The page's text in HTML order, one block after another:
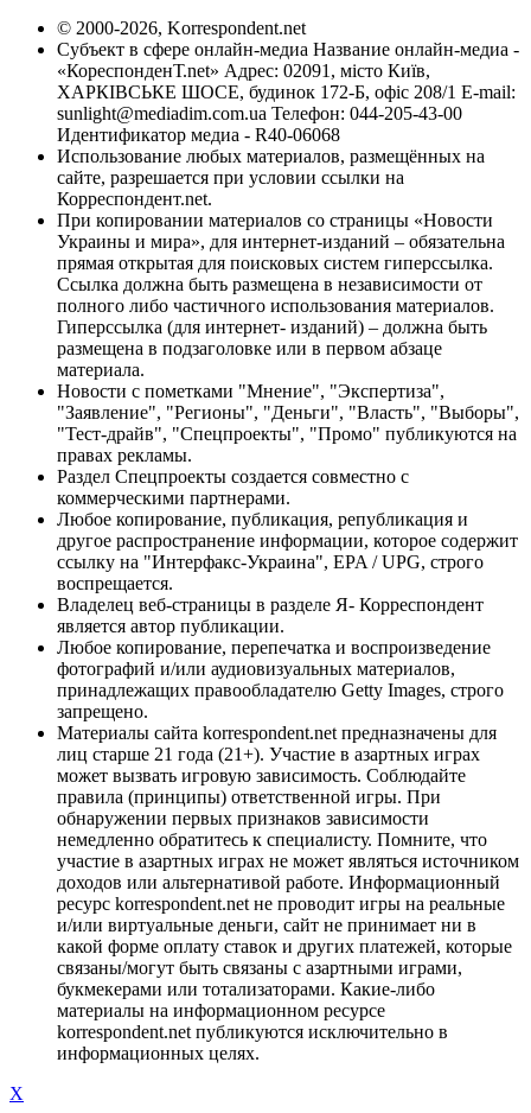
© 2000-2026, Korrespondent.net
Субъект в сфере онлайн-медиа Название онлайн-медиа -
«КореспонденТ.net» Адрес: 02091, місто Київ,
ХАРКІВСЬКЕ ШОСЕ, будинок 172-Б, офіс 208/1 E-mail:
sunlight@mediadim.com.ua Телефон: 044-205-43-00
Идентификатор медиа - R40-06068
Использование любых материалов, размещённых на
сайте, разрешается при условии ссылки на
Корреспондент.net.
При копировании материалов со страницы «Новости
Украины и мира», для интернет-изданий – обязательна
прямая открытая для поисковых систем гиперссылка.
Ссылка должна быть размещена в независимости от
полного либо частичного использования материалов.
Гиперссылка (для интернет- изданий) – должна быть
размещена в подзаголовке или в первом абзаце
материала.
Новости с пометками "Мнение", "Экспертиза",
"Заявление", "Регионы", "Деньги", "Власть", "Выборы",
"Тест-драйв", "Спецпроекты", "Промо" публикуются на
правах рекламы.
Раздел Спецпроекты создается совместно с
коммерческими партнерами.
Любое копирование, публикация, републикация и
другое распространение информации, которое содержит
ссылку на "Интерфакс-Украина", EPA / UPG, строго
воспрещается.
Владелец веб-страницы в разделе Я- Корреспондент
является автор публикации.
Любое копирование, перепечатка и воспроизведение
фотографий и/или аудиовизуальных материалов,
принадлежащих правообладателю Getty Images, строго
запрещено.
Материалы сайта korrespondent.net предназначены для
лиц старше 21 года (21+). Участие в азартных играх
может вызвать игровую зависимость. Соблюдайте
правила (принципы) ответственной игры. При
обнаружении первых признаков зависимости
немедленно обратитесь к специалисту. Помните, что
участие в азартных играх не может являться источником
доходов или альтернативой работе. Информационный
ресурс korrespondent.net не проводит игры на реальные
и/или виртуальные деньги, сайт не принимает ни в
какой форме оплату ставок и других платежей, которые
связаны/могут быть связаны с азартными играми,
букмекерами или тотализаторами. Какие-либо
материалы на информационном ресурсе
korrespondent.net публикуются исключительно в
информационных целях.
X